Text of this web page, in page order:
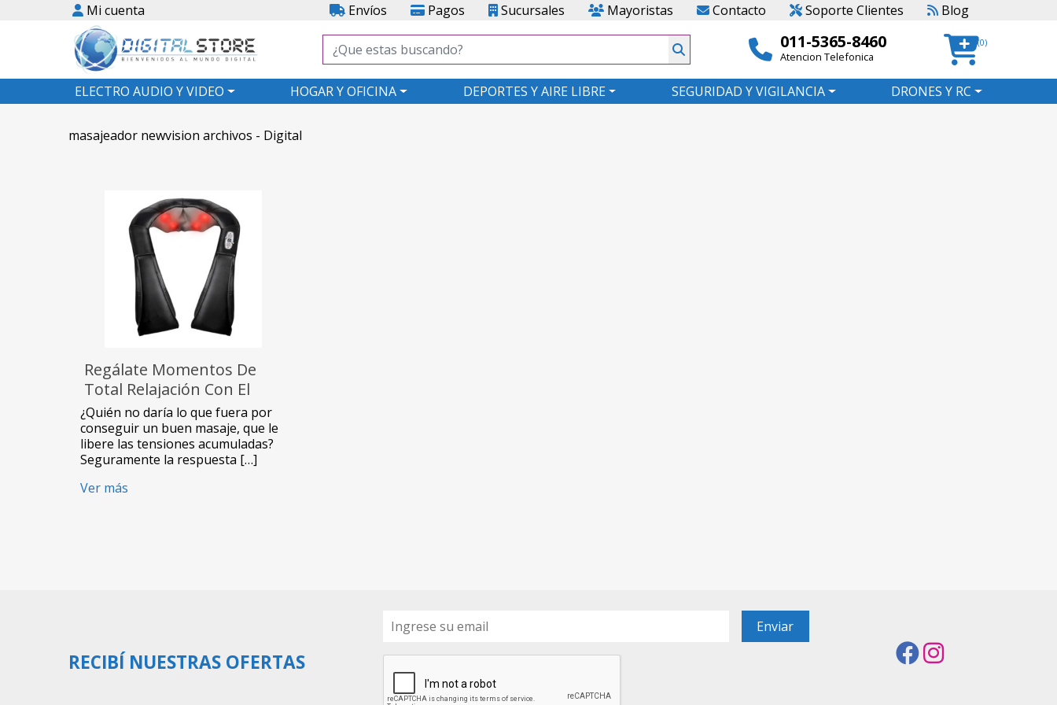
Mi cuenta Envíos Pagos Sucursales Mayoristas Contacto Soporte Clientes Blog
011-5365-8460
Atencion Telefonica
(0)
ELECTRO AUDIO Y VIDEO HOGAR Y OFICINA DEPORTES Y AIRE LIBRE SEGURIDAD Y VIGILANCIA DRONES Y RC
masajeador newvision archivos - Digital
Regálate Momentos De
Total Relajación Con El
Masajeador Eléctrico De 8
Nodos De NewVision
¿Quién no daría lo que fuera por
conseguir un buen masaje, que le
libere las tensiones acumuladas?
Seguramente la respuesta […]
Ver más
RECIBÍ NUESTRAS OFERTAS